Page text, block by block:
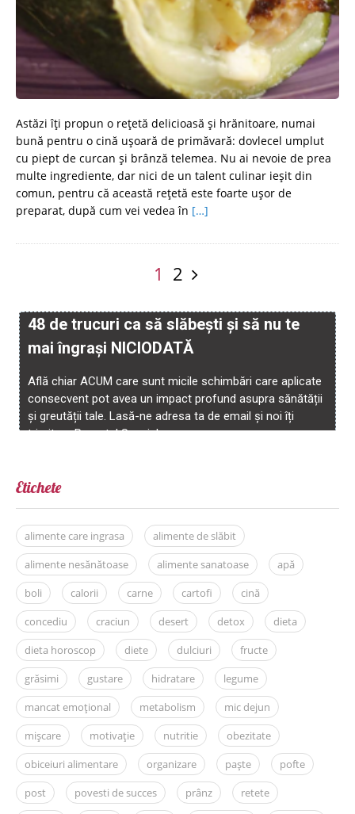
Astăzi îți propun o rețetă delicioasă și hrănitoare, numai
bună pentru o cină ușoară de primăvară: dovlecel umplut
cu piept de curcan şi brânză telemea. Nu ai nevoie de prea
multe ingrediente, dar nici de un talent culinar ieșit din
comun, pentru că această rețetă este foarte ușor de
preparat, după cum vei vedea în […]
1 2
Etichete
alimente care ingrasa
alimente de slăbit
alimente nesănătoase
alimente sanatoase
apă
boli
calorii carne cartofi
cină
concediu
craciun desert detox
dieta
dieta horoscop
diete dulciuri
fructe
grăsimi
gustare hidratare
legume
mancat emoțional
metabolism
mic dejun
mișcare
motivație nutritie
obezitate
obiceiuri alimentare
organizare paște
pofte
post
povesti de succes prânz
retete